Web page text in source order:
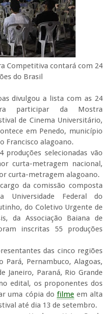
contará com 24
do Brasil
divulgou a lista com as 24
participar da Mostra
de Cinema Universitário,
em Penedo, município
Francisco alagoano.
selecionadas vão
curta-metragem nacional,
curta-metragem alagoano.
da comissão composta
Universidade Federal do
do Coletivo Urgente de
da Associação Baiana de
inscritas 55 produções
das cinco regiões
Pernambuco, Alagoas,
Janeiro, Paraná, Rio Grande
edital, os proponentes dos
uma cópia do filmeem alta
até dia 13 de setembro.